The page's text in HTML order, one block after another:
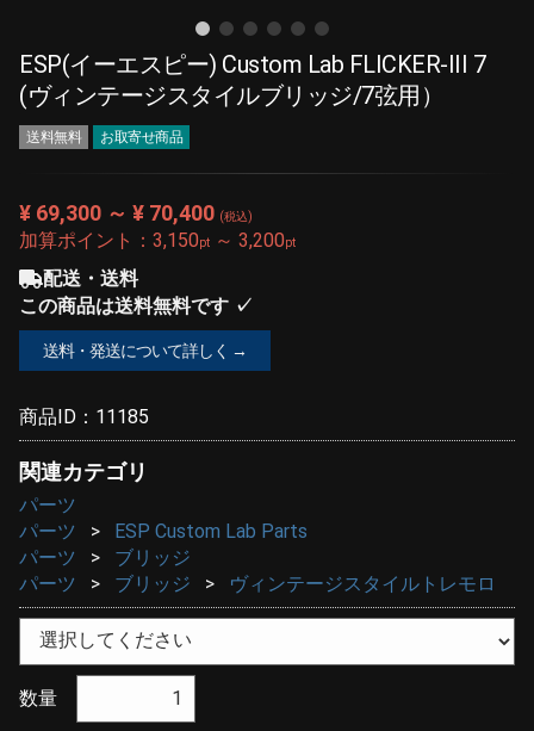
ESP(イーエスピー) Custom Lab FLICKER-III 7
(ヴィンテージスタイルブリッジ/7弦用）
送料無料 お取寄せ商品
¥ 69,300 ～ ¥ 70,400 (税込)
加算ポイント： 3,150pt ～ 3,200pt
配送・送料
この商品は送料無料です ✓
送料・発送について詳しく →
商品ID： 11185
関連カテゴリ
パーツ
パーツ
ESP Custom Lab Parts
パーツ
ブリッジ
パーツ
ブリッジ ヴィンテージスタイルトレモロ
数量